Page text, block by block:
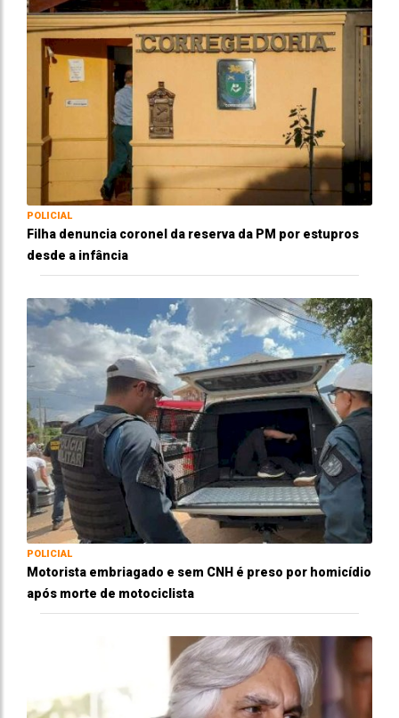
POLICIAL
Filha denuncia coronel da reserva da PM por estupros
desde a infância
POLICIAL
Motorista embriagado e sem CNH é preso por homicídio
após morte de motociclista